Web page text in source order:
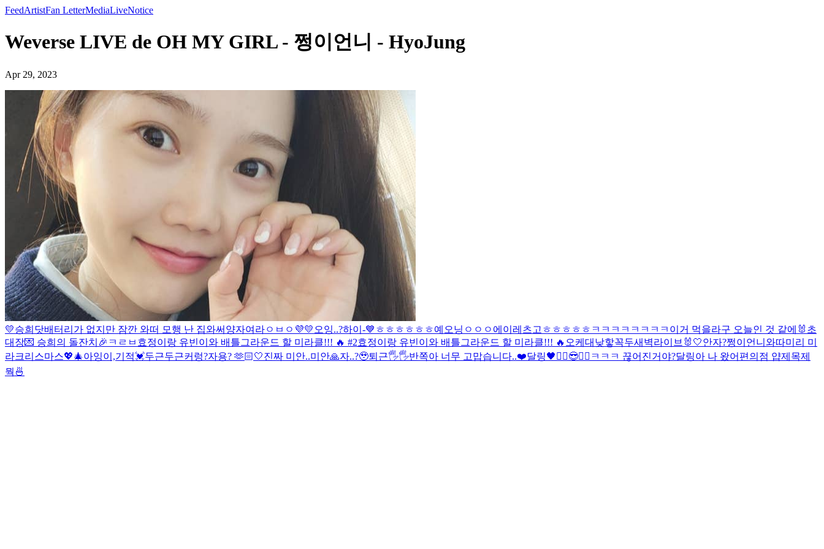
FeedArtistFan LetterMediaLiveNotice
Weverse LIVE de OH MY GIRL - 쩡이언니 - HyoJung
Apr 29, 2023
💛승희닷배터리가 없지만 잠깐 와떠 모행 난 집와써 양자여라ㅇㅂㅇ 💜💛 오잉..?하이-💙 ㅎㅎㅎㅎㅎㅎ예오닝 ㅇㅇㅇ 에이 레츠고 ㅎㅎㅎㅎㅎ ㅋㅋㅋㅋㅋㅋㅋㅋ 이거 먹을라구 오늘인 것 같에🐰 초
대장💌 승희의 돌잔치🎉 ㅋㄹㅂ 효정이랑 유빈이와 배틀그라운드 할 미라클!!! 🔥 #2효정이랑 유빈이와 배틀그라운드 할 미라클!!! 🔥 오케 대낮핳꼭두새벽라이브 🐰🤍안자?쩡이언니와따미리 미
라크리스마스💖🎄아잉이,기적💓두근두근커렁?자용? 🫶🏻🤍진짜 미안..미안🙏자..?🥹퇴근🖐🖐반쪽아 너무 고맙습니다..❤️달링🖤 ✌🏻😎✌🏻 ㅋㅋㅋ 끊어진거야?달링아 나 왔어 편의점 얍제목제
뭑 🍜